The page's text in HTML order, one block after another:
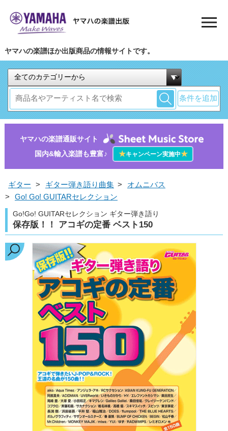
ヤマハの楽譜ほか出版商品の情報サイトです。
条件を追加
ヤマハの楽譜通販サイト
国内&輸入楽譜も豊富♪
★キャンペーン実施中★
ギター > ギター弾き語り曲集 >
オムニバス
>
Go! Go! GUITARセレクション
Go!Go! GUITARセレクション ギター弾き語り
保存版！！ アコギの定番 ベスト150